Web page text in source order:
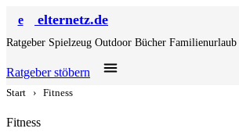
e elternetz.de
Ratgeber Spielzeug Outdoor Bücher Familienurlaub
Ratgeber stöbern
Start › Fitness
Fitness